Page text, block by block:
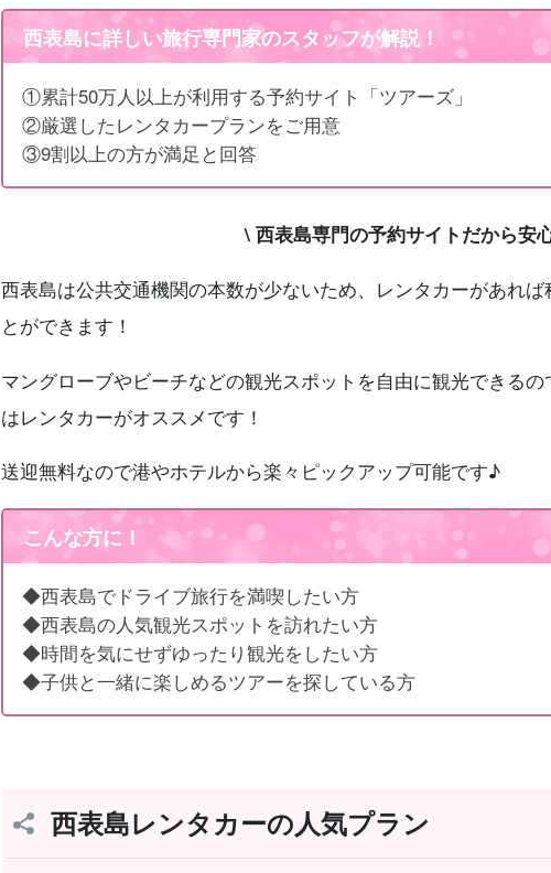
西表島に詳しい旅行専門家のスタッフが解説！
①累計50万人以上が利用する予約サイト「ツアーズ」
②厳選したレンタカープランをご用意
③9割以上の方が満足と回答
\ 西表島専門の予約サイトだから安
西表島は公共交通機関の本数が少ないため、レンタカーがあれ
とができます！
マングローブやビーチなどの観光スポットを自由に観光できる
はレンタカーがオススメです！
送迎無料なので港やホテルから楽々ピックアップ可能です♪
こんな方に！
◆西表島でドライブ旅行を満喫したい方
◆西表島の人気観光スポットを訪れたい方
◆時間を気にせずゆったり観光をしたい方
◆子供と一緒に楽しめるツアーを探している方
西表島レンタカーの人気プラン